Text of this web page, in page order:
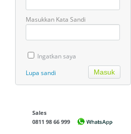
Masukkan Kata Sandi
Ingatkan saya
Lupa sandi
Sales
0811 98 66 999